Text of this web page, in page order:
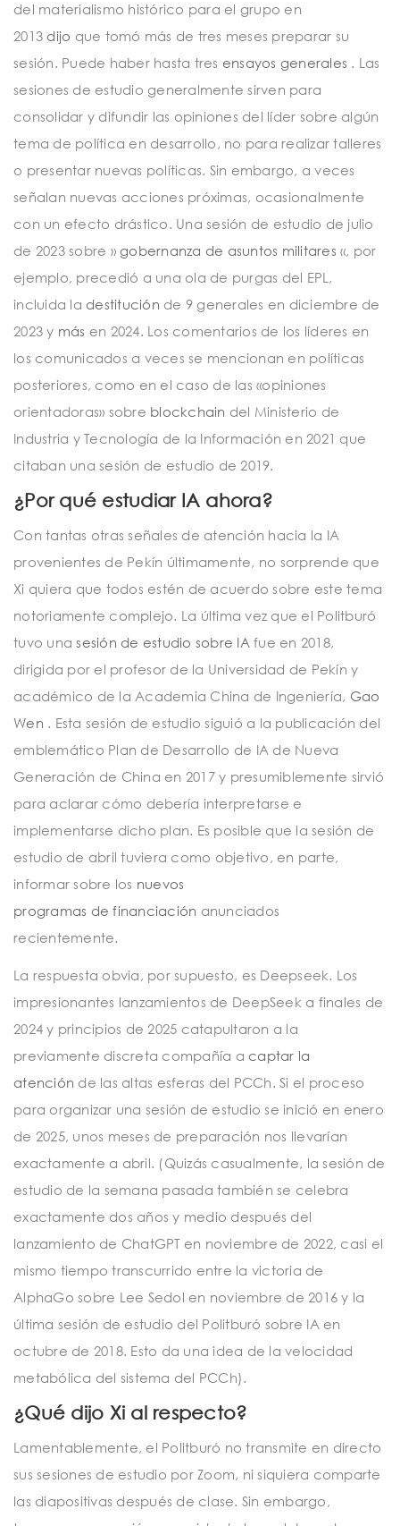
del materialismo histórico para el grupo en
2013dijo que tomó más de tres meses preparar su
sesión. Puede haber hasta tres ensayos generales . Las
sesiones de estudio generalmente sirven para
consolidar y difundir las opiniones del líder sobre algún
tema de política en desarrollo, no para realizar talleres
o presentar nuevas políticas. Sin embargo, a veces
señalan nuevas acciones próximas, ocasionalmente
con un efecto drástico. Una sesión de estudio de julio
de 2023 sobre » gobernanza de asuntos militares «, por
ejemplo, precedió a una ola de purgas del EPL,
incluida la destitución de 9 generales en diciembre de
2023 y más en 2024. Los comentarios de los líderes en
los comunicados a veces se mencionan en políticas
posteriores, como en el caso de las «opiniones
orientadoras» sobre blockchain del Ministerio de
Industria y Tecnología de la Información en 2021 que
citaban una sesión de estudio de 2019.
¿Por qué estudiar IA ahora?
Con tantas otras señales de atención hacia la IA
provenientes de Pekín últimamente, no sorprende que
Xi quiera que todos estén de acuerdo sobre este tema
notoriamente complejo. La última vez que el Politburó
tuvo unasesión de estudio sobre IA fue en 2018,
dirigida por el profesor de la Universidad de Pekín y
académico de la Academia China de Ingeniería, Gao
Wen . Esta sesión de estudio siguió a la publicación del
emblemático Plan de Desarrollo de IA de Nueva
Generación de China en 2017 y presumiblemente sirvió
para aclarar cómo debería interpretarse e
implementarse dicho plan. Es posible que la sesión de
estudio de abril tuviera como objetivo, en parte,
informar sobre los nuevos
programas definanciación anunciados
recientemente.
La respuesta obvia, por supuesto, es Deepseek. Los
impresionantes lanzamientos de DeepSeek a finales de
2024 y principios de 2025 catapultaron a la
previamente discreta compañía a captar la
atención de las altas esferas del PCCh. Si el proceso
para organizar una sesión de estudio se inició en enero
de 2025, unos meses de preparación nos llevarían
exactamente a abril. (Quizás casualmente, la sesión de
estudio de la semana pasada también se celebra
exactamente dos años y medio después del
lanzamiento de ChatGPT en noviembre de 2022, casi el
mismo tiempo transcurrido entre la victoria de
AlphaGo sobre Lee Sedol en noviembre de 2016 y la
última sesión de estudio del Politburó sobre IA en
octubre de 2018. Esto da una idea de la velocidad
metabólica del sistema del PCCh).
¿Qué dijo Xi al respecto?
Lamentablemente, el Politburó no transmite en directo
sus sesiones de estudio por Zoom, ni siquiera comparte
las diapositivas después de clase. Sin embargo,